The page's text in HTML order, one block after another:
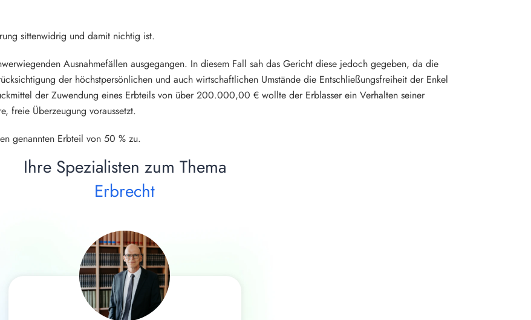
sittenwidrig und damit nichtig ist.
Ausnahmefällen ausgegangen. In diesem Fall sah das Gericht diese jedoch gegeben, da die
der höchstpersönlichen und auch wirtschaftlichen Umstände die Entschließungsfreiheit der Enkel
der Zuwendung eines Erbteils von über 200.000,00 € wollte der Erblasser ein Verhalten seiner
freie Überzeugung voraussetzt.
genannten Erbteil von 50 % zu.
Ihre Spezialisten zum Thema
Erbrecht